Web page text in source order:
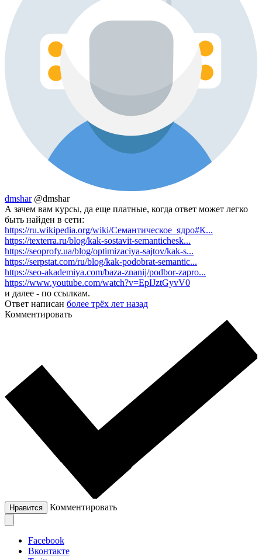
dmshar @dmshar
А зачем вам курсы, да еще платные, когда ответ может легко
быть найден в сети:
https://ru.wikipedia.org/wiki/Семантическое_ядро#К...
https://texterra.ru/blog/kak-sostavit-semantichesk...
https://seoprofy.ua/blog/optimizaciya-sajtov/kak-s...
https://serpstat.com/ru/blog/kak-podobrat-semantic...
https://seo-akademiya.com/baza-znanij/podbor-zapro...
https://www.youtube.com/watch?v=EpIJztGyvV0
и далее - по ссылкам.
Ответ написан более трёх лет назад
Комментировать
Нравится Комментировать
Facebook
Вконтакте